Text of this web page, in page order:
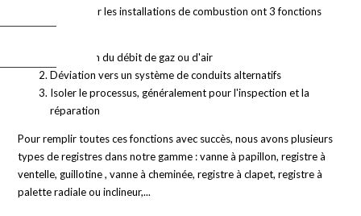
Les registres pour les installations de combustion ont 3 fonctions
principales :
Régulation du débit de gaz ou d'air
Déviation vers un système de conduits alternatifs
Isoler le processus, généralement pour l'inspection et la
réparation
Pour remplir toutes ces fonctions avec succès, nous avons plusieurs
types de registres dans notre gamme : vanne à papillon, registre à
ventelle, guillotine , vanne à cheminée, registre à clapet, registre à
palette radiale ou inclineur,...